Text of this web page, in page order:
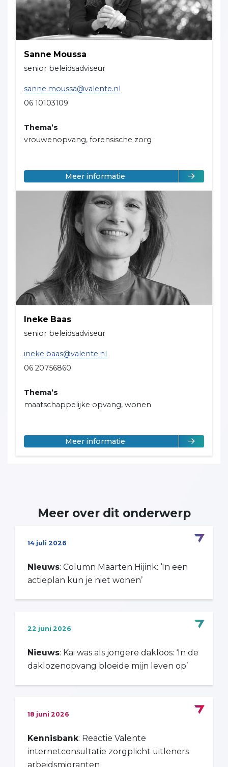
Sanne Moussa
senior beleidsadviseur
sanne.moussa@valente.nl
06 10103109
Thema’s
vrouwenopvang, forensische zorg
Meer informatieover Sanne Moussa
Ineke Baas
senior beleidsadviseur
ineke.baas@valente.nl
06 20756860
Thema’s
maatschappelijke opvang, wonen
Meer informatieover Ineke Baas
Meer over dit onderwerp
14 juli 2026
Nieuws: Column Maarten Hijink: ‘In een
actieplan kun je niet wonen’
22 juni 2026
Nieuws: Kai was als jongere dakloos: ‘In de
daklozenopvang bloeide mijn leven op’
18 juni 2026
Kennisbank: Reactie Valente
internetconsultatie zorgplicht uitleners
arbeidsmigranten